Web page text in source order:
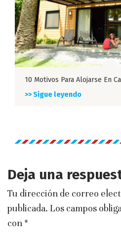
10 Motivos Para Alojarse En
>> Sigue leyendo
Deja una
Tu dirección de correo
publicada. Los campos
con *